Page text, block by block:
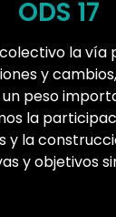
ODS 17
la vía
y
peso
la
y la
y objetivos